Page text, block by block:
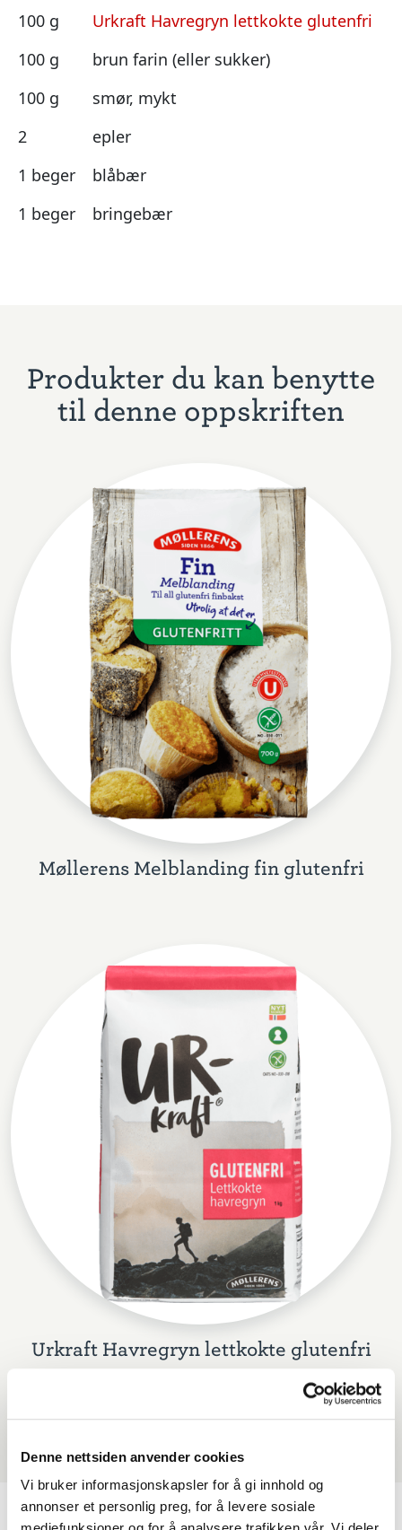
Denne nettsiden anvender cookies
Vi bruker informasjonskapsler for å gi innhold og
annonser et personlig preg, for å levere sosiale
100 g
Urkraft Havregryn lettkokte glutenfri
100 g
brun farin (eller sukker)
100 g
smør, mykt
2
epler
1 beger
blåbær
1 beger
bringebær
Produkter du kan benytte
til denne oppskriften
Møllerens Melblanding fin glutenfri
Urkraft Havregryn lettkokte glutenfri